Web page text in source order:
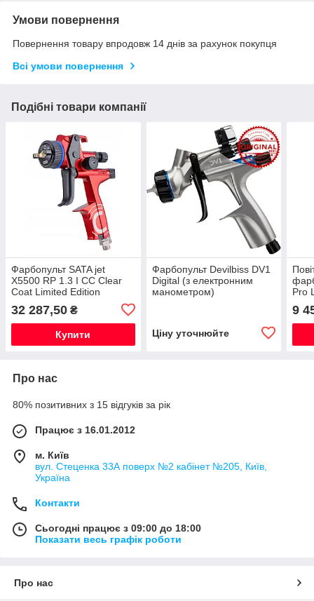
Умови повернення
Повернення товару впродовж 14 днів за рахунок покупця
Всі умови повернення
Подібні товари компанії
Фарбопульт SATA jet
X5500 RP 1.3 I CC Clear
Coat Limited Edition
32 287,50 ₴
Купити
Фарбопульт Devilbiss DV1
Digital (з електронним
манометром)
Ціну уточнюйте
Pro
9
Про нас
80% позитивних з 15 відгуків за рік
Працює з 16.01.2012
м. Київ
вул. Стеценка 33А поверх №2 кабінет №205, Київ,
Україна
Контакти
Сьогодні працює з 09:00 до 18:00
Показати весь графік роботи
Про нас